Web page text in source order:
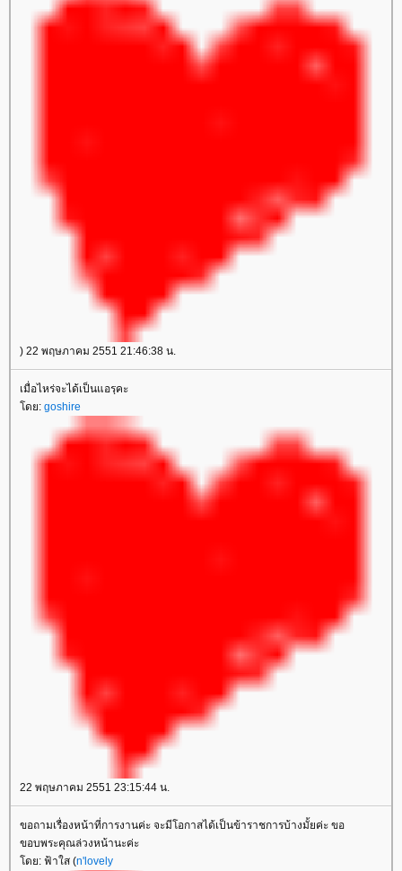
) 22 พฤษภาคม 2551 21:46:38 น.
เมื่อไหร่จะได้เป็นแอรฺคะ
ดย: goshire
22 พฤษภาคม 2551 23:15:44 น.
ขอถามเรื่องหน้าที่การงานค่ะ จะมีโอกาสได้เป็นข้าราชการบ้างมั้ยค่ะ ขอ
ขอบพระคุณล่วงหน้านะค่ะ
ดย: ฟ้าใส (n'lovely